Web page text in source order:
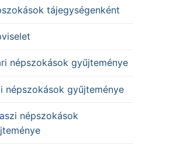
tájegységenként
népszokások gyűjteménye
népszokások gyűjteménye
népszokások